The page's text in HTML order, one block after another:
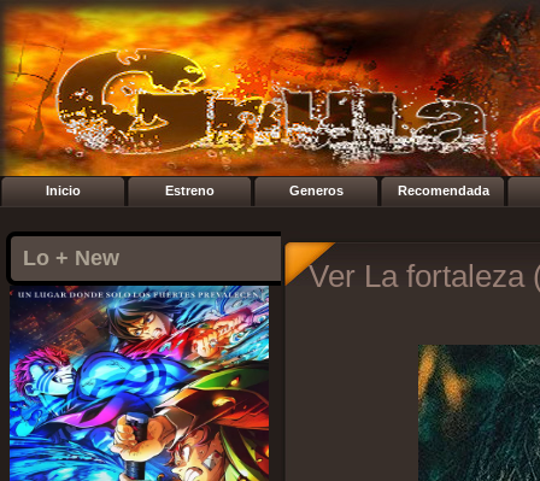
Inicio Estreno Generos Recomendada
Lo + New Ver La fortaleza